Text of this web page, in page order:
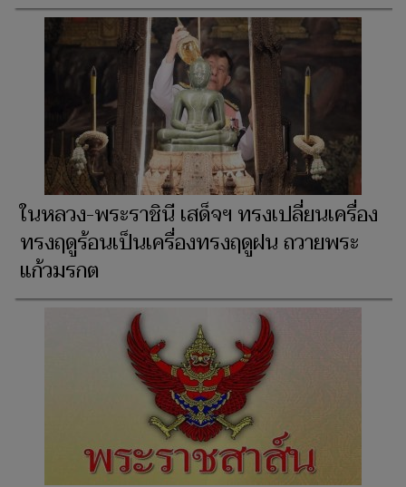
ในหลวง-พระราชินี เสด็จฯ ทรงเปลี่ยนเครื่อง
ทรงฤดูร้อนเป็นเครื่องทรงฤดูฝน ถวายพระ
แก้วมรกต